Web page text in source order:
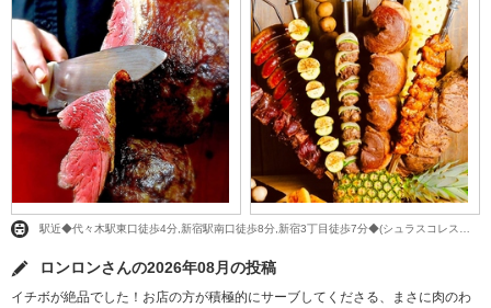
ロンロンさんの2026年08月の投稿
イチボが絶品でした！お店の方が積極的にサーブしてくださる、まさに肉のわ